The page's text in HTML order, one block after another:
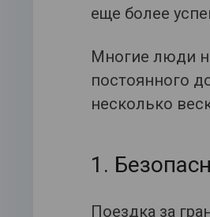
еще более
Многие люди
постоянного
несколько
1.
Поездка за